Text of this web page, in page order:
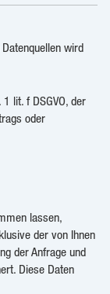
wird
lit. f DSGVO, der
oder
lassen,
der von Ihnen
der Anfrage und
Diese Daten